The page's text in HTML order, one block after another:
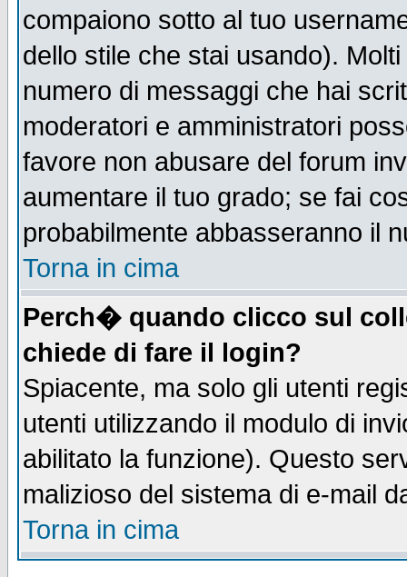
compaiono sotto al tuo
dello stile che stai usando).
numero di messaggi che hai
moderatori e amministratori
favore non abusare del forum
aumentare il tuo grado; se fai
probabilmente abbasseranno il
Torna in cima
Perch� quando clicco sul
chiede di fare il login?
Spiacente, ma solo gli utenti
utenti utilizzando il modulo di
abilitato la funzione). Questo
malizioso del sistema di e-mail
Torna in cima